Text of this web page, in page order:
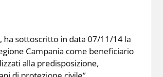
ha sottoscritto in data 07/11/14 la
Campania come beneficiario
alla predisposizione,